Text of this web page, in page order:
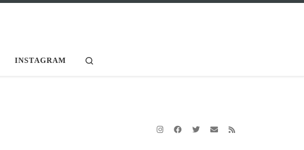
INSTAGRAM